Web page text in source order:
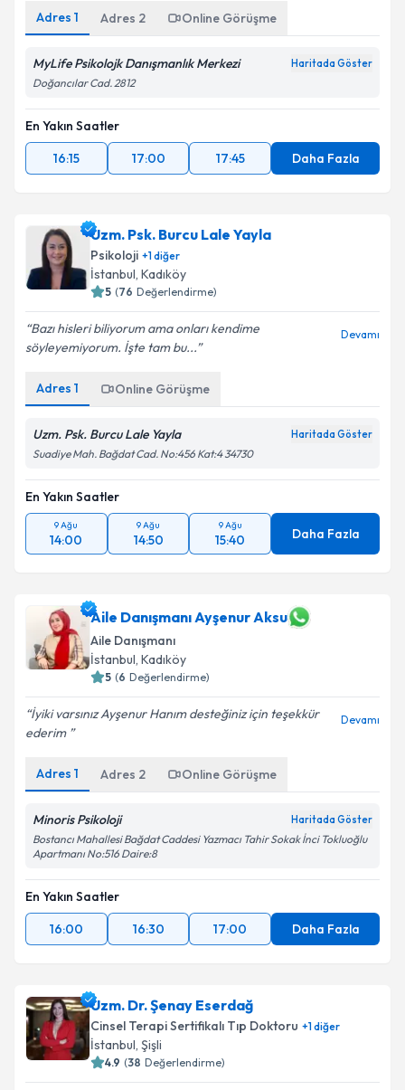
Adres 1 Adres 2 Online Görüşme
MyLife Psikolojk Danışmanlık Merkezi Haritada Göster
Doğancılar Cad. 2812
En Yakın Saatler
16:15
17:00 17:45 Daha Fazla
Uzm. Psk. Burcu Lale Yayla
Psikoloji +1diğer
İstanbul, Kadıköy
5 (76 Değerlendirme)
Bazı hisleri biliyorum ama onları kendime
söyleyemiyorum. İşte tam bu...
Devamı
Adres 1 Online Görüşme
Uzm. Psk. Burcu Lale Yayla Haritada Göster
Suadiye Mah. Bağdat Cad. No:456 Kat:4 34730
En Yakın Saatler
9 Ağu
14:00
9 Ağu
14:50
9 Ağu
15:40 Daha Fazla
Aile Danışmanı Ayşenur Aksu
Aile Danışmanı
İstanbul, Kadıköy
5 (6 Değerlendirme)
İyiki varsınız Ayşenur Hanım desteğiniz için teşekkür
ederim ️
Devamı
Adres 1 Adres 2 Online Görüşme
Minoris Psikoloji Haritada Göster
Bostancı Mahallesi Bağdat Caddesi Yazmacı Tahir Sokak İnci Tokluoğlu
Apartmanı No:516 Daire:8
En Yakın Saatler
16:00
16:30 17:00 Daha Fazla
Uzm. Dr. Şenay Eserdağ
Cinsel Terapi Sertifikalı Tıp Doktoru +1diğer
İstanbul, Şişli
4.9 (38 Değerlendirme)